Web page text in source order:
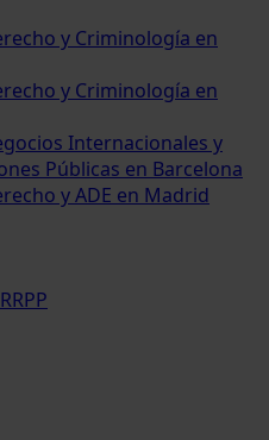
y Criminología en
y Criminología en
Internacionales y
Públicas en Barcelona
y ADE en Madrid